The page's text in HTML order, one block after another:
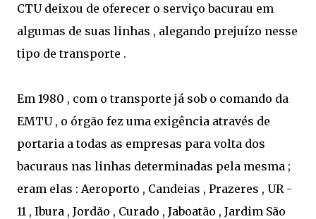
CTU deixou de oferecer o serviço bacurau em
algumas de suas linhas , alegando prejuízo nesse
tipo de transporte .
Em 1980 , com o transporte já sob o comando da
EMTU , o órgão fez uma exigência através de
portaria a todas as empresas para volta dos
bacuraus nas linhas determinadas pela mesma ;
eram elas : Aeroporto , Candeias , Prazeres , UR -
11 , Ibura , Jordão , Curado , Jaboatão , Jardim São